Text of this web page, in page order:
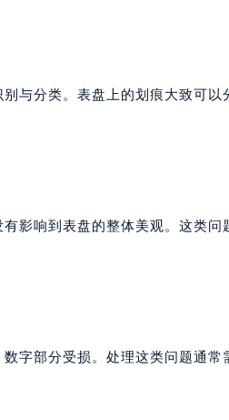
与分类。表盘上的划痕大致可
影响到表盘的整体美观。这类
字部分受损。处理这类问题通